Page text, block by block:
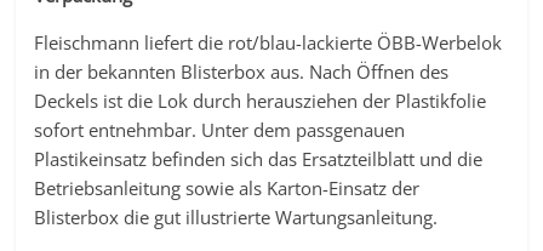
Fleischmann liefert die rot/blau-lackierte ÖBB-Werbelok
in der bekannten Blisterbox aus. Nach Öffnen des
Deckels ist die Lok durch herausziehen der Plastikfolie
sofort entnehmbar. Unter dem passgenauen
Plastikeinsatz befinden sich das Ersatzteilblatt und die
Betriebsanleitung sowie als Karton-Einsatz der
Blisterbox die gut illustrierte Wartungsanleitung.